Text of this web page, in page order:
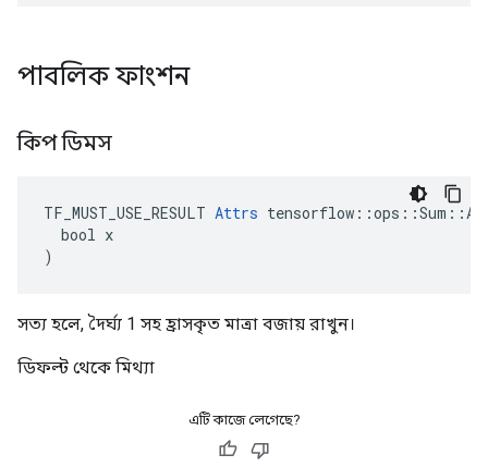
পাবলিক ফাংশন
কিপ ডিমস
TF_MUST_USE_RESULT Attrs
  bool x
)
সত্য হলে, দৈর্ঘ্য 1 সহ হ্রাসকৃত মাত্রা বজায় রাখুন।
ডিফল্ট থেকে মিথ্যা
এটি কাজে লেগেছে?